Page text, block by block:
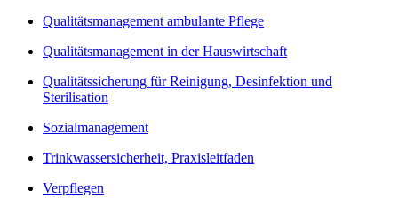
Qualitätsmanagement ambulante Pflege
Qualitätsmanagement in der Hauswirtschaft
Qualitätssicherung für Reinigung, Desinfektion und
Sterilisation
Sozialmanagement
Trinkwassersicherheit, Praxisleitfaden
Verpflegen